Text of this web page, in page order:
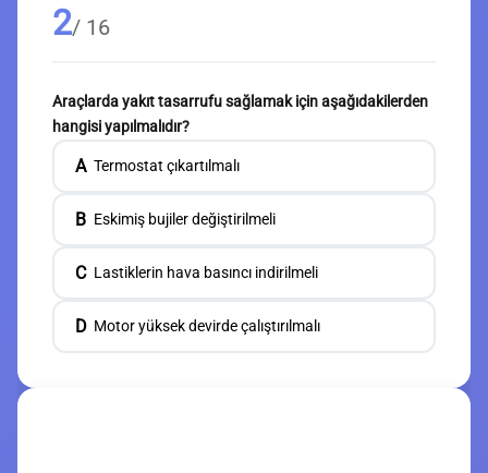
2/ 16
Araçlarda yakıt tasarrufu sağlamak için aşağıdakilerden
hangisi yapılmalıdır?
A Termostat çıkartılmalı
B Eskimiş bujiler değiştirilmeli
C Lastiklerin hava basıncı indirilmeli
D Motor yüksek devirde çalıştırılmalı